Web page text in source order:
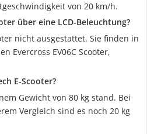
von 20 km/h.
über eine LCD-Beleuchtung?
nicht ausgestattet. Sie finden in
Evercross EV06C Scooter,
E-Scooter?
Gewicht von 80 kg stand. Bei
Vergleich sind es noch 20 kg